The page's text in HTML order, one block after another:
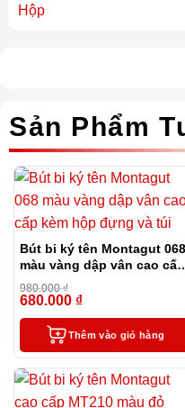
Sản Phẩm
Bút bi ký tên Montagut 068
màu vàng dập vân cao cấp
kèm hộp đựng và túi
980.000₫
680.000 ₫
Thêm vào giỏ hàng